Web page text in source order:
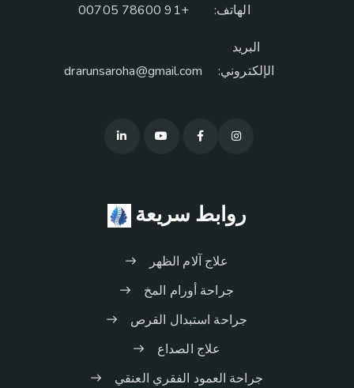
الهاتف: +91 78600 00705
البريد
الإلكتروني:
drarunsaroha@gmail.com
روابط سريعة
علاج آلام الظهر
جراحة أورام المخ
جراحة استبدال القرص
علاج الصداع
جراحة العمود الفقري العنقي